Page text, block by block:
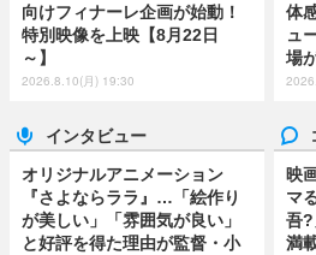
向けフィナーレ企画が始動！
特別映像を上映【8月22日
～】
2026.8.10(月) 19:30
体
ュ
場
インタビュー
オリジナルアニメーション
『さよならララ』…「絵作り
が美しい」「雰囲気が良い」
と好評を得た理由が監督・小
映
マ
吾
満